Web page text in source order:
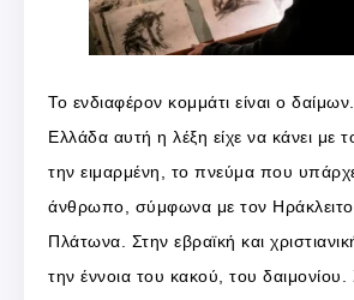
Το ενδιαφέρον κομμάτι είναι ο
Ελλάδα αυτή η λέξη είχε να κάνει με
την ειμαρμένη, το πνεύμα που
άνθρωπο, σύμφωνα με τον Ηράκλειτο
Πλάτωνα. Στην εβραϊκή και
την έννοια του κακού, του δαιμονίου.